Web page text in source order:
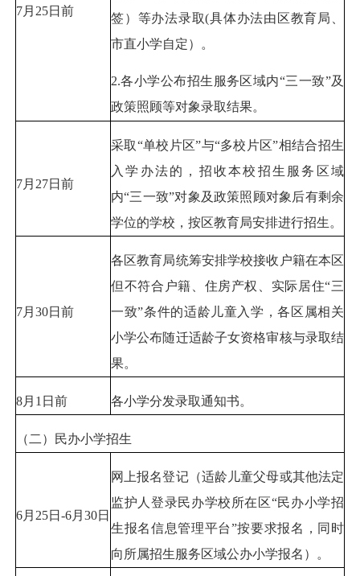
7月25日前
签）等办法录取(具体办法由区教育局、
市直小学自定）。
2.各小学公布招生服务区域内“三一致”及
政策照顾等对象录取结果。
7月27日前
采取“单校片区”与“多校片区”相结合招生
入学办法的，招收本校招生服务区域
内“三一致”对象及政策照顾对象后有剩余
学位的学校，按区教育局安排进行招生。
7月30日前
各区教育局统筹安排学校接收户籍在本区
但不符合户籍、住房产权、实际居住“三
一致”条件的适龄儿童入学，各区属相关
小学公布随迁适龄子女资格审核与录取结
果。
8月1日前 各小学分发录取通知书。
（二）民办小学招生
6月25日-6月30日
网上报名登记（适龄儿童父母或其他法定
监护人登录民办学校所在区“民办小学招
生报名信息管理平台”按要求报名，同时
向所属招生服务区域公办小学报名）。